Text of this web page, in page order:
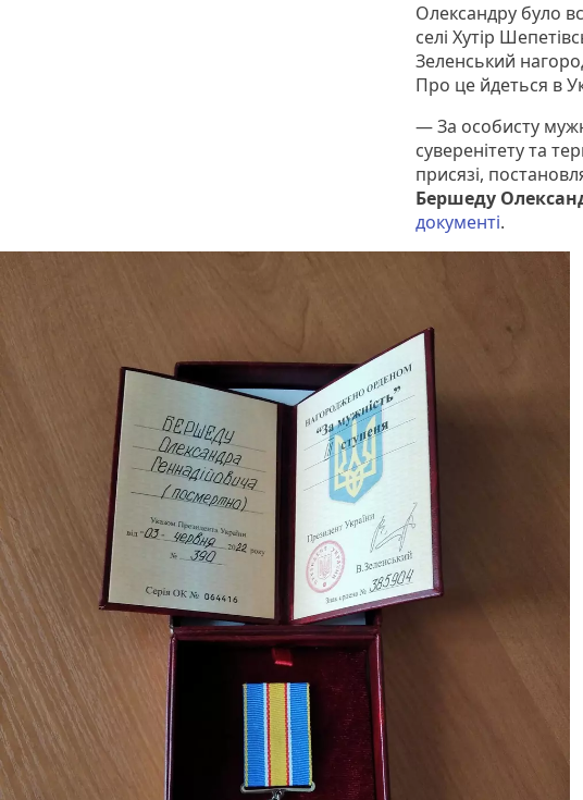
Олександру було
селі Хутір
Зеленський
Про це йдеться в
— За особисту
суверенітету та
присязі,
Бершеду
документі.